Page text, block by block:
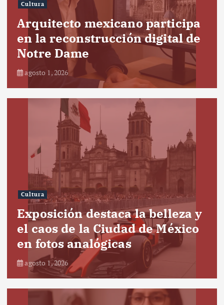
Cultura
Arquitecto mexicano participa
en la reconstrucción digital de
Notre Dame
agosto 1, 2026
Cultura
Exposición destaca la belleza y
el caos de la Ciudad de México
en fotos analógicas
agosto 1, 2026